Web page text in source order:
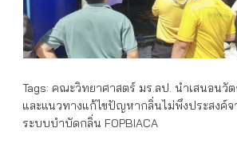
Tags: คณะวิทยาศาสตร์ มร.ลป. นำเสนอนวั
และแนวทางแก้ไขปัญหากลิ่นไม่พึงประสงค์
ระบบบำบัดกลิ่น FOPBIACA